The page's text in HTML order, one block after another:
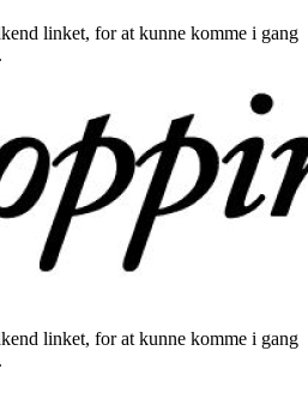
linket, for at kunne komme i gang
linket, for at kunne komme i gang